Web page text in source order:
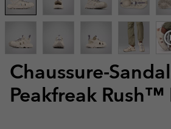
Chaussure-
Peakfreak Rush™